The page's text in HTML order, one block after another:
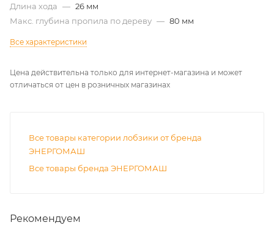
Длина хода — 26 мм
Макс. глубина пропила по дереву — 80 мм
Все характеристики
Цена действительна только для интернет-магазина и может
отличаться от цен в розничных магазинах
Все товары категории лобзики от бренда
ЭНЕРГОМАШ
Все товары бренда ЭНЕРГОМАШ
Рекомендуем